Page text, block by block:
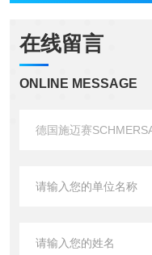
在线留言
ONLINE MESSAGE